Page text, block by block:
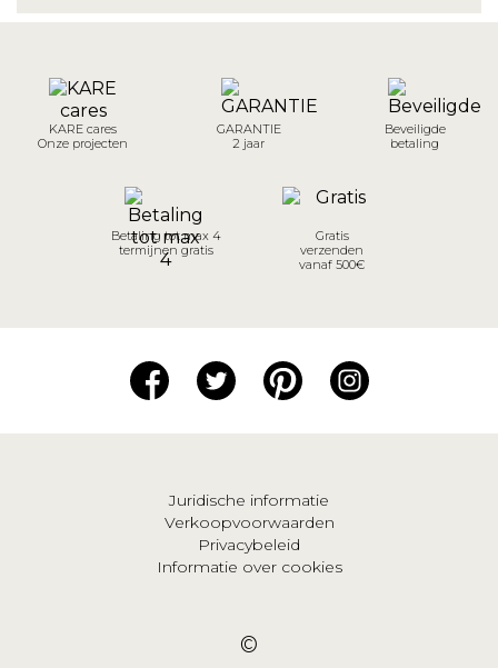
KARE cares
Onze projecten
GARANTIE
2 jaar
Beveiligde
betaling
Betaling tot max 4
termijnen gratis
Gratis
verzenden
vanaf 500€
Juridische informatie
Verkoopvoorwaarden
Privacybeleid
Informatie over cookies
©